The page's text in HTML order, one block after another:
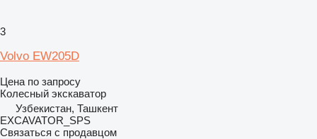
3
Volvo EW205D
Цена по запросу
Колесный экскаватор
Узбекистан, Ташкент
EXCAVATOR_SPS
Связаться с продавцом